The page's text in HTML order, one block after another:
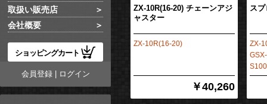
取扱い販売店
会社概要
ショッピングカート
会員登録| ログイン
ZX-10R(16-20) チェーンアジ
ャスター
ZX-10R(16-20)
￥40,260
ス
ZX-